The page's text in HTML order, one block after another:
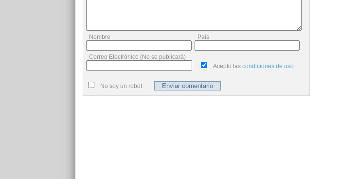
Nombre País
Correo Electrónico (No se publicará)
Acepto las condiciones de uso
No soy un robot